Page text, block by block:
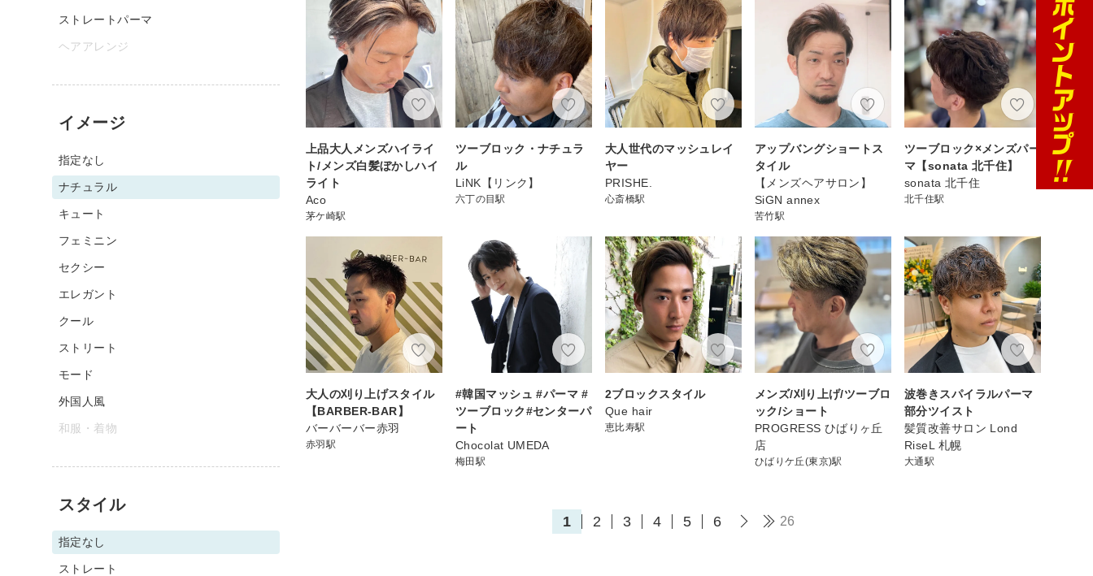
上品大人メンズハイライ
ト/メンズ白髪ぼかしハイ
ライト
Aco
茅ケ崎駅
ツーブロック・ナチュラ
ル
LiNK【リンク】
六丁の目駅
大人世代のマッシュレイ
ヤー
PRISHE.
心斎橋駅
アップバングショートス
タイル
【メンズヘアサロン】
SiGN annex
苦竹駅
ツーブロック×メンズパー
マ【sonata 北千住】
sonata 北千住
北千住駅
大人の刈り上げスタイル
【BARBER-BAR】
バーバーバー赤羽
赤羽駅
#韓国マッシュ #パーマ #
ツーブロック#センターパ
ート
Chocolat UMEDA
梅田駅
2ブロックスタイル
Que hair
恵比寿駅
メンズ/刈り上げ/ツーブロ
ック/ショート
PROGRESS ひばりヶ丘
店
ひばりケ丘(東京)駅
波巻きスパイラルパーマ
部分ツイスト
髪質改善サロン Lond
RiseL 札幌
大通駅
1 2 3 4 5 6 26
ストレートパーマ
ヘアアレンジ
イメージ
指定なし
ナチュラル
キュート
フェミニン
セクシー
エレガント
クール
ストリート
モード
外国人風
和服・着物
スタイル
指定なし
ストレート